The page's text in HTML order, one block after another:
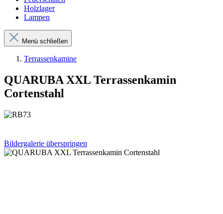
Holzlager
Lampen
Menü schließen
Terrassenkamine
QUARUBA XXL Terrassenkamin
Cortenstahl
Bildergalerie überspringen